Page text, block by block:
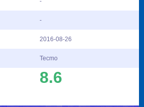
-
2016-08-26
Tecmo
8.6